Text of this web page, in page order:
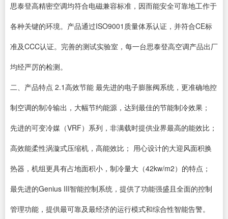
思泰登高精密空调均符合电磁兼容标准，因而能安全可靠地工作于
各种关键的环境。产品通过ISO9001质量体系认证，并符合CE标
准及CCC认证。完善的测试实验室，每一台思泰登高空调产品出厂
均经严厉的检测。
二、产品特点 2.1高效节能 最先进的电子膨胀阀系统，更准确地控
制空调的制冷输出，大幅节约能源，达到最佳的节能制冷效果；
先进的可变冷媒（VRF）系列，非满载时提供业界最高的能效比；
高效能柔性涡漩式压缩机，高能效比； 用心设计的大迎风面积换
热器，机组更具有占地面积小，制冷量大（42kw/m2）的特点；
最先进的Genius III智能控制系统，提供了功能强盛且全面的控制
管理功能，提供最可靠及最经济的运行模式和综合性智能告警。